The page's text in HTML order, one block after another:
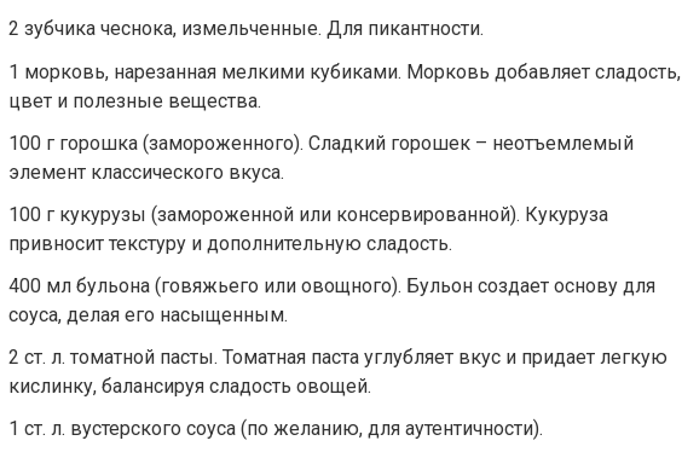
2 зубчика чеснока, измельченные. Для пикантности.
1 морковь, нарезанная мелкими кубиками. Морковь добавляет сладость,
цвет и полезные вещества.
100 г горошка (замороженного). Сладкий горошек – неотъемлемый
элемент классического вкуса.
100 г кукурузы (замороженной или консервированной). Кукуруза
привносит текстуру и дополнительную сладость.
400 мл бульона (говяжьего или овощного). Бульон создает основу для
соуса, делая его насыщенным.
2 ст. л. томатной пасты. Томатная паста углубляет вкус и придает легкую
кислинку, балансируя сладость овощей.
1 ст. л. вустерского соуса (по желанию, для аутентичности).